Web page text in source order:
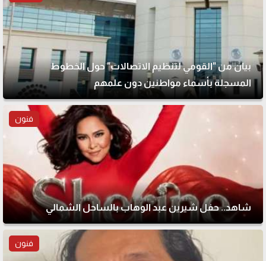
بيان من "القومي لتنظيم الاتصالات" حول الخطوط
المسجلة بأسماء مواطنين دون علمهم
فنون
شاهد.. حفل شيرين عبد الوهاب بالساحل الشمالي
فنون